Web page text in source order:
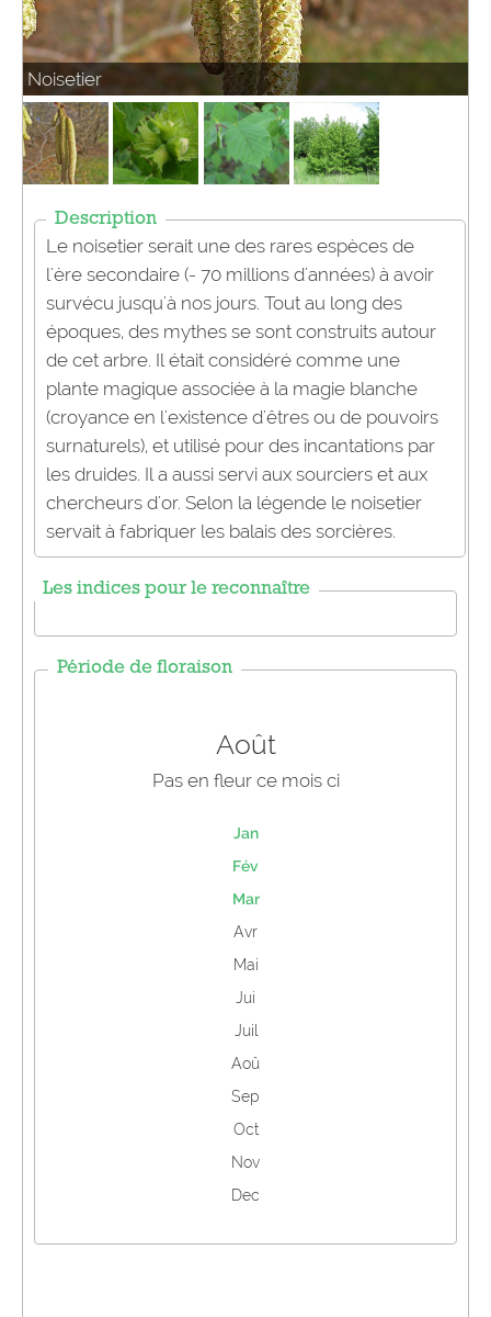
Noisetier
Description
Le noisetier serait une des rares espèces de
l'ère secondaire (- 70 millions d'années) à avoir
survécu jusqu'à nos jours. Tout au long des
époques, des mythes se sont construits autour
de cet arbre. Il était considéré comme une
plante magique associée à la magie blanche
(croyance en l'existence d'êtres ou de pouvoirs
surnaturels), et utilisé pour des incantations par
les druides. Il a aussi servi aux sourciers et aux
chercheurs d'or. Selon la légende le noisetier
servait à fabriquer les balais des sorcières.
Les indices pour le reconnaître
Période de floraison
Août
Pas en fleur ce mois ci
Jan
Fév
Mar
Avr
Mai
Jui
Juil
Aoû
Sep
Oct
Nov
Dec